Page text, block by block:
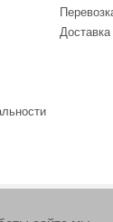
Интернет-